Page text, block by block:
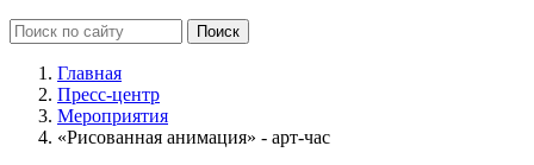
Главная
Пресс-центр
Мероприятия
«Рисованная анимация» - арт-час